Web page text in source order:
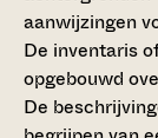
aanwijzingen
De inventaris
opgebouwd
De